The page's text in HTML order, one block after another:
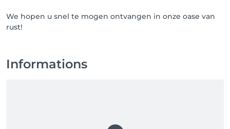
We hopen u snel te mogen ontvangen in onze oase van
rust!
Informations